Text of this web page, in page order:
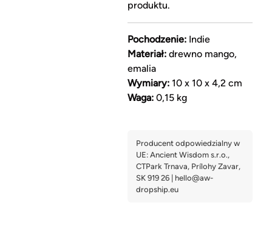
produktu.
Pochodzenie:Indie
Materiał:drewno mango,
emalia
Wymiary:10 x 10 x 4,2 cm
Waga:0,15 kg